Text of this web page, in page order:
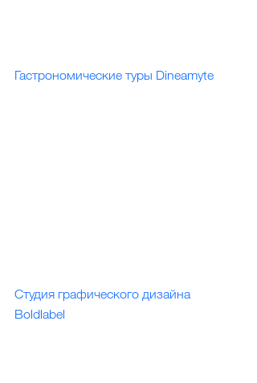
Гастрономические туры Dineamyte
Cтудия графического дизайна
Boldlabel